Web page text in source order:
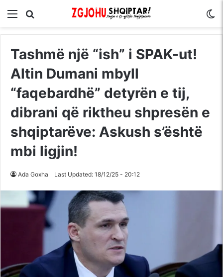
Menu
Tashmë një “ish” i SPAK-ut!
Altin Dumani mbyll
“faqebardhë” detyrën e tij,
dibrani që riktheu shpresën e
shqiptarëve: Askush s’është
mbi ligjin!
Ada Goxha Last Updated: 18/12/25 - 20:12